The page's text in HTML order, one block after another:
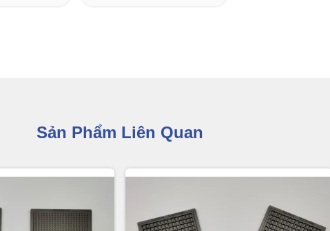
Sản Phẩm Liên Quan